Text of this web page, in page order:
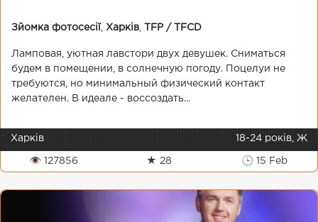
Зйомка фотосесії Харків TFP / TFCD
Ламповая, уютная лавстори двух девушек. Сниматься
будем в помещении, в солнечную погоду. Поцелуи не
требуются, но минимальный физический контакт
желателен. В идеале - воссоздать...
Харків 18-24 років, Ж
👁 127856 ★ 28 🕒 15 Feb